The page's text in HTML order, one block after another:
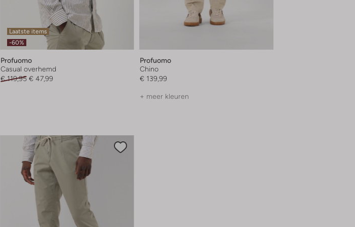
Laatste items
-60%
Profuomo
Casual overhemd
€ 119,95 € 47,99
Profuomo
Chino
€ 139,99
+ meer kleuren